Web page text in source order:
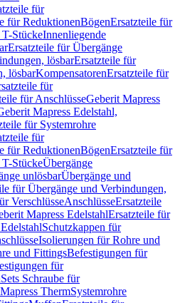
für
für ReduktionenBögenErsatzteile für
StückeInnenliegende
Ersatzteile für Übergänge
lösbarErsatzteile für
lösbarKompensatorenErsatzteile für
für
für AnschlüsseGeberit Mapress
Mapress Edelstahl,
für Systemrohre
für
für ReduktionenBögenErsatzteile für
StückeÜbergänge
unlösbarÜbergänge und
für Übergänge und Verbindungen,
VerschlüsseAnschlüsseErsatzteile
Mapress EdelstahlErsatzteile für
Schutzkappen für
Isolierungen für Rohre und
und FittingsBefestigungen für
für
Sets Schraube für
ThermSystemrohre